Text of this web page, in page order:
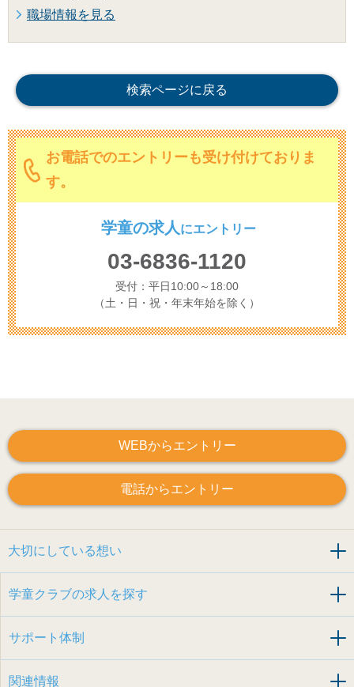
職場情報を見る
検索ページに戻る
お電話でのエントリーも受け付けておりま
す。
学童の求人 にエントリー
03-6836-1120
受付：平日10:00～18:00
（土・日・祝・年末年始を除く）
WEBからエントリー
電話からエントリー
大切にしている想い
学童クラブの求人を探す
サポート体制
関連情報